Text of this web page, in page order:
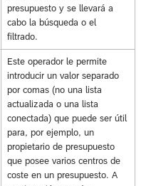
presupuesto y se llevará a
cabo la búsqueda o el
filtrado.
Este operador le permite
introducir un valor separado
por comas (no una lista
actualizada o una lista
conectada) que puede ser útil
para, por ejemplo, un
propietario de presupuesto
que posee varios centros de
coste en un presupuesto. A